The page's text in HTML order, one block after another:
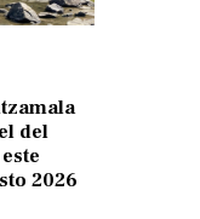
del
2026